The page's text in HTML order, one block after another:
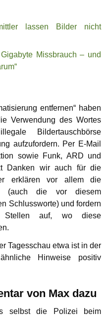
lassen Bilder nicht
Gigabyte Missbrauch – und
entfernen“ haben
Verwendung des Wortes
Bildertauschbörse
aufzufordern. Per E-Mail
sowie Funk, ARD und
Danken wir auch für die
erklären vor allem die
(auch die vor diesem
Schlussworte) und fordern
auf, wo diese
Tagesschau etwa ist in der
Hinweise positiv
von Max dazu
selbst die Polizei beim